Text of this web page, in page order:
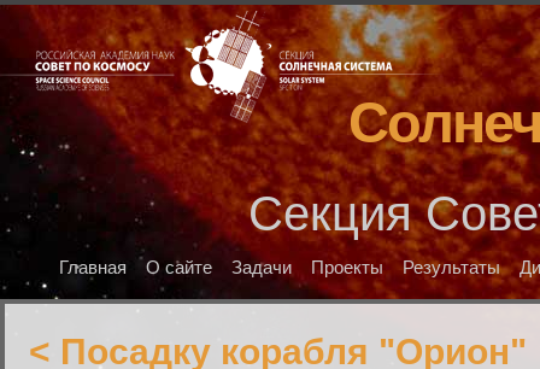
Секция
Главная О сайте Задачи Проекты Результаты
< Посадку корабля "Орион"